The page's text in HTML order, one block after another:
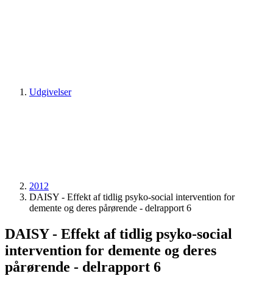
Udgivelser
2012
DAISY - Effekt af tidlig psyko-social intervention for
demente og deres pårørende - delrapport 6
DAISY - Effekt af tidlig psyko-social
intervention for demente og deres
pårørende - delrapport 6